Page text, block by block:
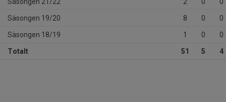
Säsongen 21/22 2 0 0
Säsongen 19/20 8 0 0
Säsongen 18/19 1 0 0
Totalt 51 5 4